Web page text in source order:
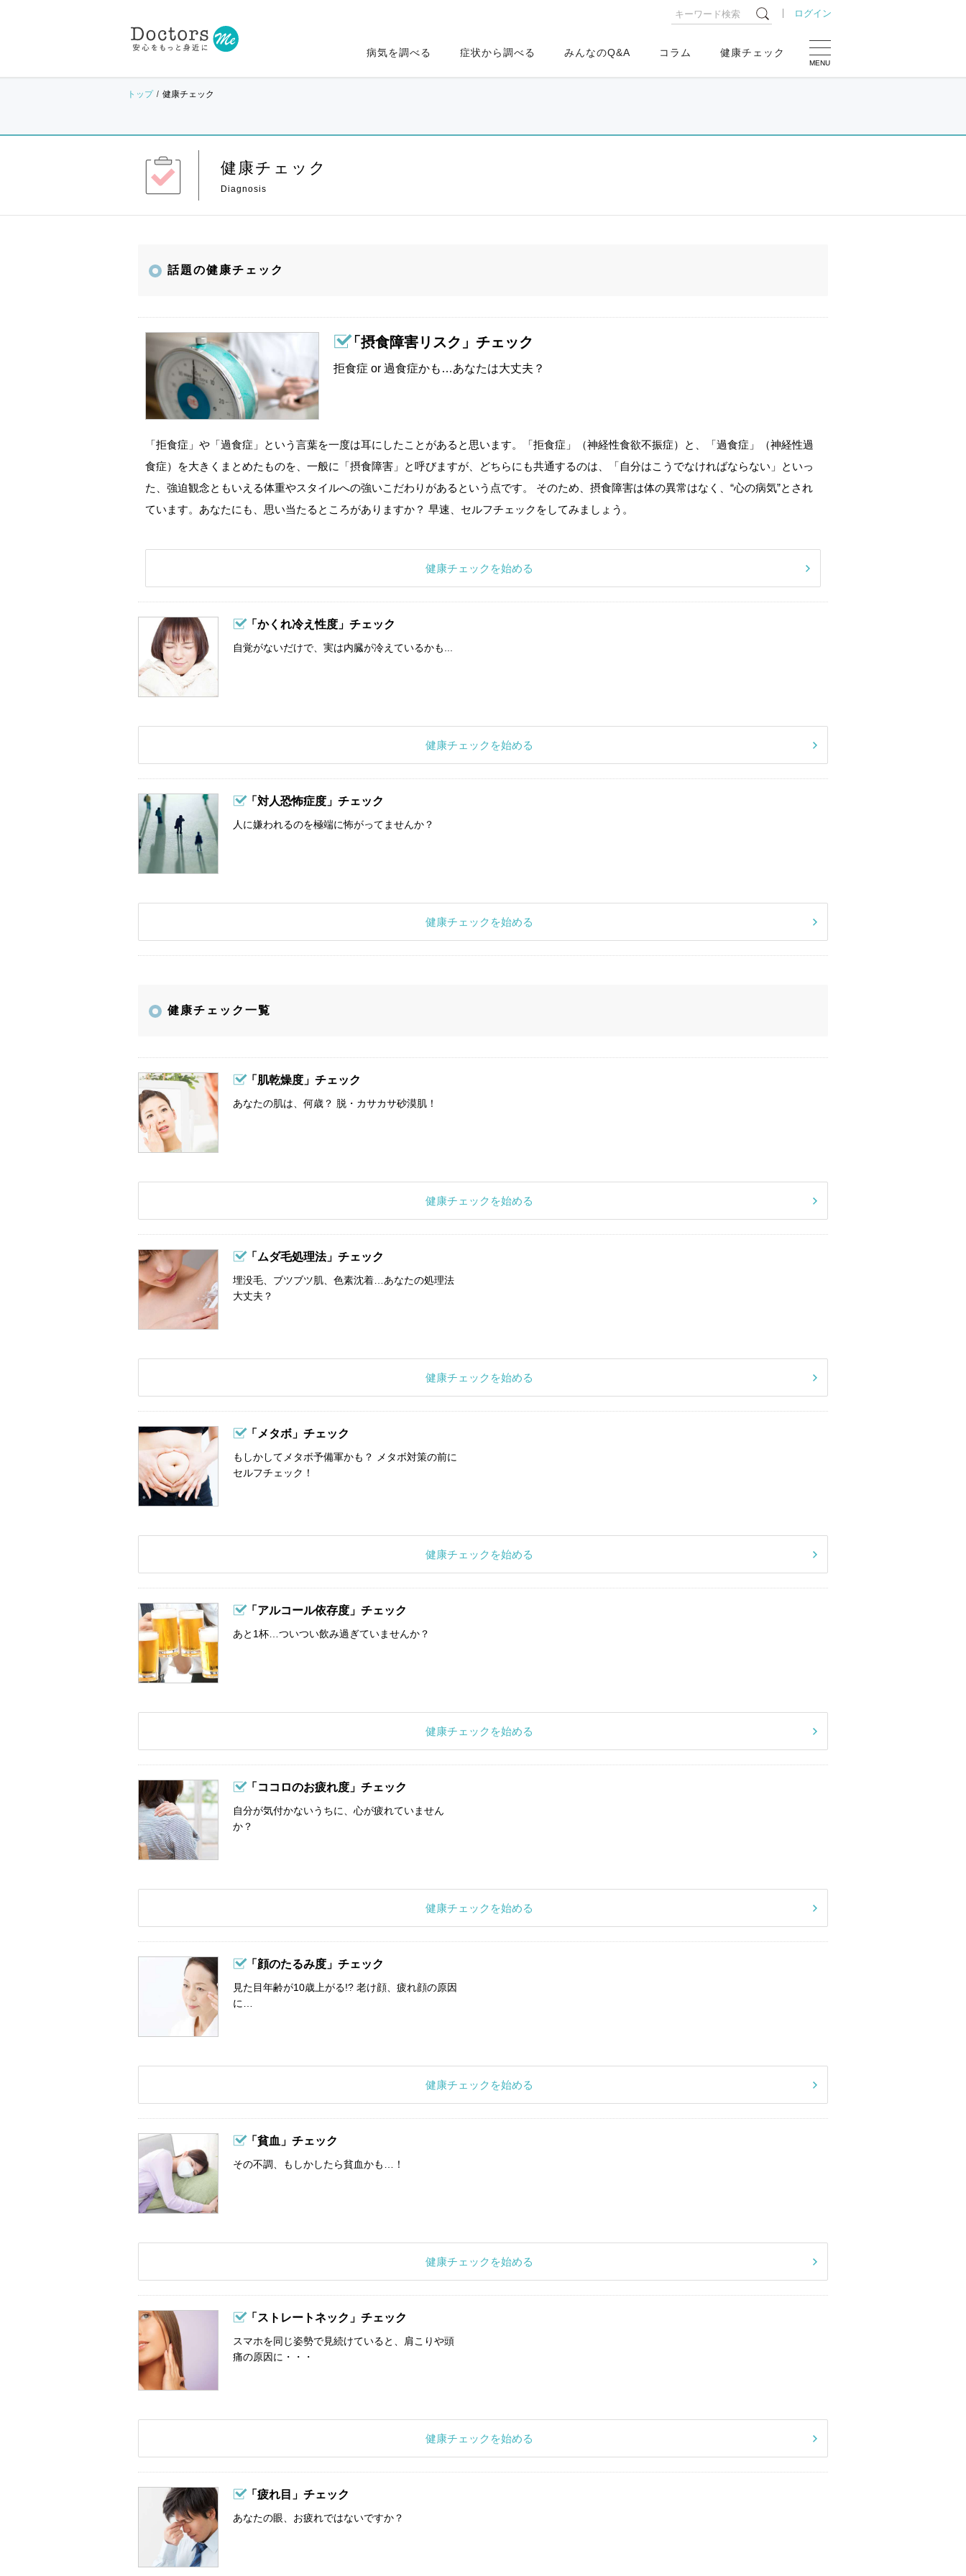
ログイン
MENU
病気を調べる 症状から調べる みんなのQ&A コラム 健康チェック
トップ 健康チェック
健康チェック
話題の健康チェック
「摂食障害リスク」チェック
拒食症 or 過食症かも…あなたは大丈夫？
「拒食症」や「過食症」という言葉を一度は耳にしたことがあると思います。「拒食症」（神経性食欲不振症）と、「過食症」（神経性過
食症）を大きくまとめたものを、一般に「摂食障害」と呼びますが、どちらにも共通するのは、「自分はこうでなければならない」といっ
た、強迫観念ともいえる体重やスタイルへの強いこだわりがあるという点です。 そのため、摂食障害は体の異常はなく、“心の病気”とされ
ています。あなたにも、思い当たるところがありますか？ 早速、セルフチェックをしてみましょう。
健康チェックを始める
「かくれ冷え性度」チェック
自覚がないだけで、実は内臓が冷えているかも...
健康チェックを始める
「対人恐怖症度」チェック
人に嫌われるのを極端に怖がってませんか？
健康チェックを始める
健康チェック一覧
「肌乾燥度」チェック
あなたの肌は、何歳？ 脱・カサカサ砂漠肌！
健康チェックを始める
「ムダ毛処理法」チェック
埋没毛、ブツブツ肌、色素沈着…あなたの処理法
大丈夫？
健康チェックを始める
「メタボ」チェック
もしかしてメタボ予備軍かも？ メタボ対策の前に
セルフチェック！
健康チェックを始める
「アルコール依存度」チェック
あと1杯…ついつい飲み過ぎていませんか？
健康チェックを始める
「ココロのお疲れ度」チェック
自分が気付かないうちに、心が疲れていません
か？
健康チェックを始める
「顔のたるみ度」チェック
見た目年齢が10歳上がる!? 老け顔、疲れ顔の原因
に…
健康チェックを始める
「貧血」チェック
その不調、もしかしたら貧血かも…！
健康チェックを始める
「ストレートネック」チェック
スマホを同じ姿勢で見続けていると、肩こりや頭
痛の原因に・・・
健康チェックを始める
「疲れ目」チェック
あなたの眼、お疲れではないですか？